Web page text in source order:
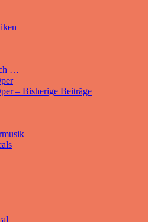
…
– Bisherige Beiträge